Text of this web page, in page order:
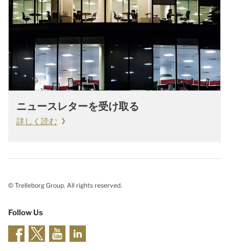
ニュースレターを受け取る
詳しく読む
© Trelleborg Group. All rights reserved.
Follow Us